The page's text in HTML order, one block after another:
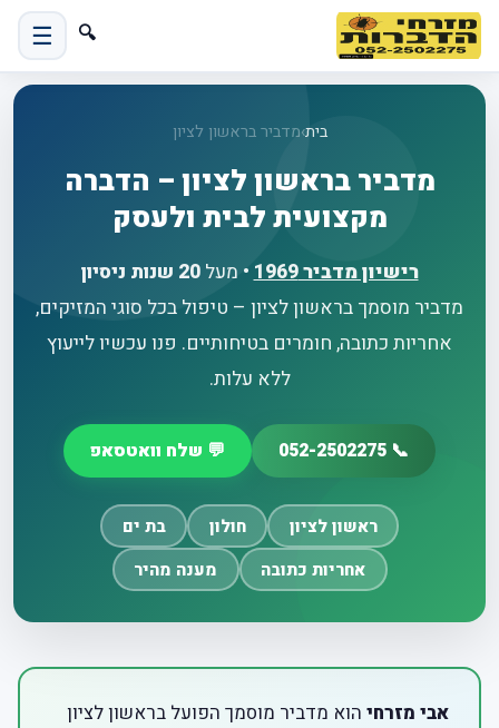
🔍
☰
בית›מדביר בראשון לציון
מדביר בראשון לציון – הדברה
מקצועית לבית ולעסק
רישיון מדביר1969• מעל20 שנות ניסיון
מדביר מוסמך בראשון לציון – טיפול בכל סוגי המזיקים,
אחריות כתובה, חומרים בטיחותיים. פנו עכשיו לייעוץ
ללא עלות.
📞 052-2502275 💬 שלח וואטסאפ
ראשון לציון חולון
בת ים
אחריות כתובה
מענה מהיר
אבי מזרחי הוא מדביר מוסמך הפועל בראשון לציון